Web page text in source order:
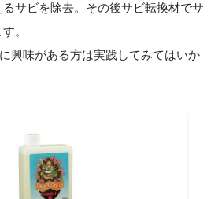
サビを除去。その後サビ転換材でサ
。
興味がある方は実践してみてはいか